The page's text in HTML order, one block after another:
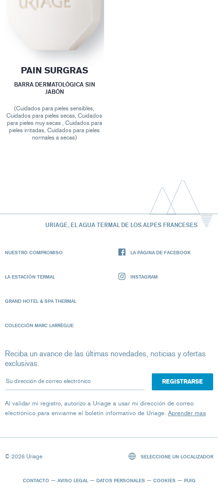
PAIN SURGRAS
BARRA DERMATOLÓGICA SIN
JABÓN
(Cuidados para pieles sensibles,
Cuidados para pieles secas, Cuidados
para pieles muy secas , Cuidados para
pieles irritadas, Cuidados para pieles
normales a secas)
URIAGE, EL AGUA TERMAL DE LOS ALPES FRANCESES
NUESTRO COMPROMISO
LA ESTACIÓN TERMAL
GRAND HOTEL & SPA THERMAL
COLECCIÓN MARC LARRÈGUE
LA PÁGINA DE FACEBOOK
INSTAGRAM
Reciba un avance de las últimas novedades, noticias y ofertas
exclusivas.
Su dirección de correo electrónico
Al validar mi registro, autorizo ​​a Uriage a usar mi dirección de correo
electrónico para enviarme el boletín informativo de Uriage. Aprender mas
© 2026 Uriage
CONTACTO AVISO LEGAL DATOS PERSONALES COOKIES PUIG
SELECCIONE UN LOCALIZADOR